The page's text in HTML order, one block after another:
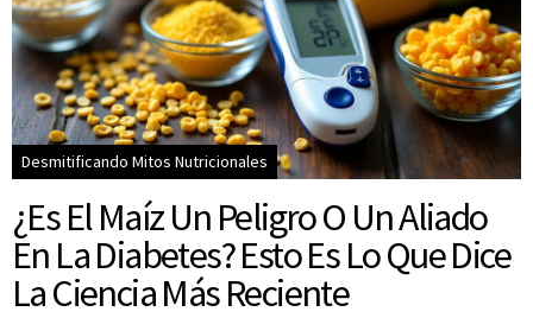
Desmitificando Mitos Nutricionales
¿Es El Maíz Un Peligro O Un Aliado
En La Diabetes? Esto Es Lo Que Dice
La Ciencia Más Reciente